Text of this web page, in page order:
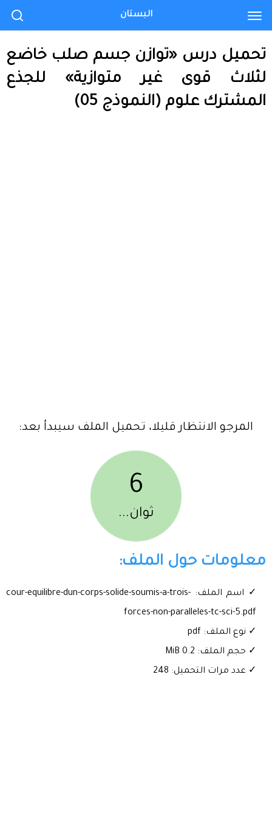
تحميل درس «توازن جسم صلب خاضع
لثلاث قوى غير متوازية» للجذع
المشترك علوم (النموذج 05)
المرجو الانتظار قليلا، تحميل الملف سيبدأ بعد:
6
ثوان...
معلومات حول الملف:
✓ اسم الملف: cour-equilibre-dun-corps-solide-soumis-a-trois-
forces-non-paralleles-tc-sci-5.pdf
✓ نوع الملف: pdf
✓ حجم الملف: 0.2 MiB
✓ عدد مرات التحميل: 248
البستان